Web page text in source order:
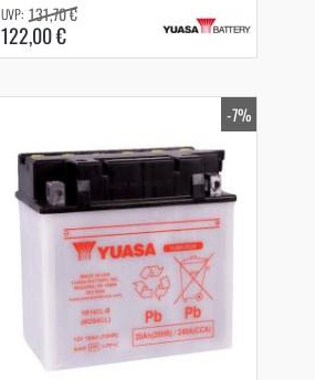
122,00 €
131,70 €
-7%